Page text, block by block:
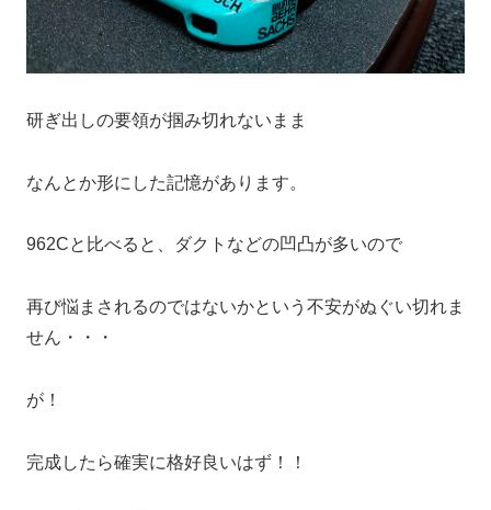
研ぎ出しの要領が掴み切れないまま
なんとか形にした記憶があります。
962Cと比べると、ダクトなどの凹凸が多いので
再び悩まされるのではないかという不安がぬぐい切れま
せん・・・
が！
完成したら確実に格好良いはず！！